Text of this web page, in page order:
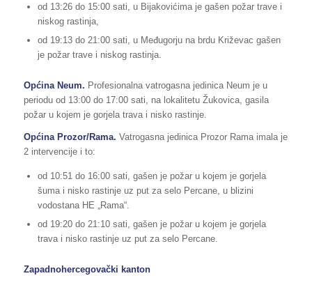
od 13:26 do 15:00 sati, u Bijakovićima je gašen požar trave i
niskog rastinja,
od 19:13 do 21:00 sati, u Međugorju na brdu Križevac gašen
je požar trave i niskog rastinja.
Općina Neum. Profesionalna vatrogasna jedinica Neum je u
periodu od 13:00 do 17:00 sati, na lokalitetu Žukovica, gasila
požar u kojem je gorjela trava i nisko rastinje.
Općina Prozor/Rama. Vatrogasna jedinica Prozor Rama imala je
2 intervencije i to:
od 10:51 do 16:00 sati, gašen je požar u kojem je gorjela
šuma i nisko rastinje uz put za selo Percane, u blizini
vodostana HE „Rama“.
od 19:20 do 21:10 sati, gašen je požar u kojem je gorjela
trava i nisko rastinje uz put za selo Percane.
Zapadnohercegovački kanton